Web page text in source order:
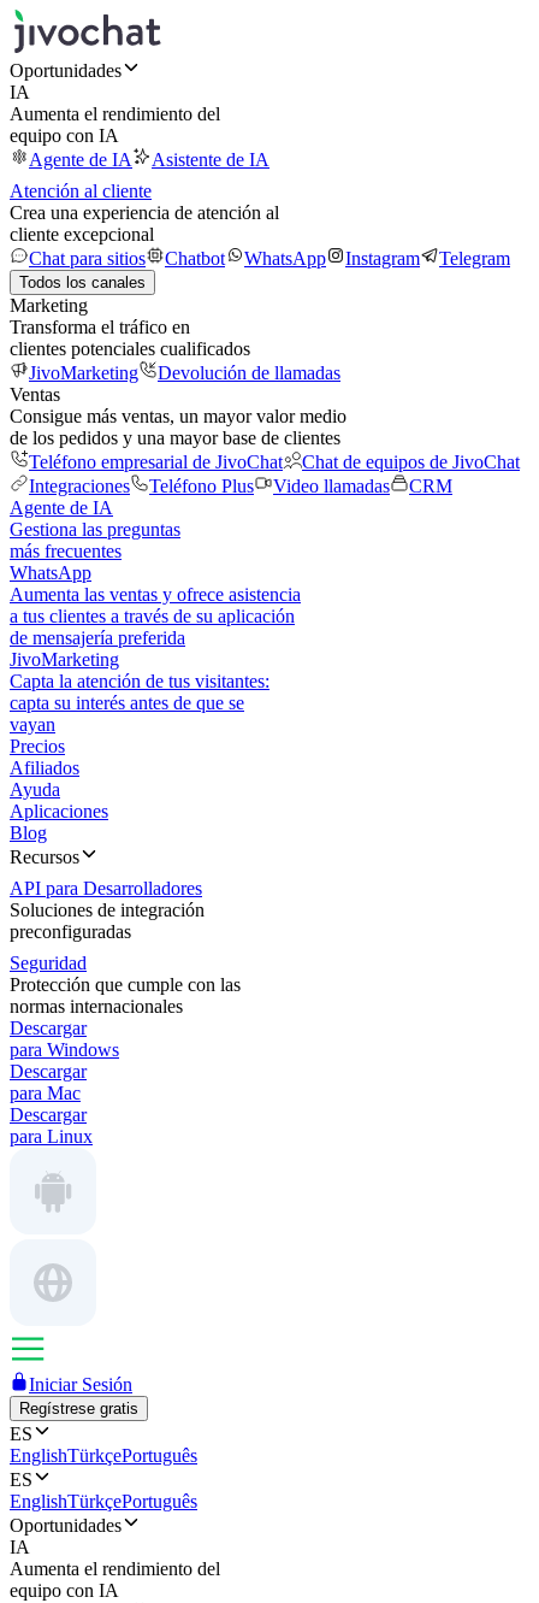
Oportunidades
IA
Aumenta el rendimiento del
equipo con IA
Agente de IA
Asistente de IA
Atención al cliente
Crea una experiencia de atención al
cliente excepcional
Chat para sitios
Chatbot WhatsApp Instagram Telegram
Todos los canales
Marketing
Transforma el tráfico en
clientes potenciales cualificados
JivoMarketing
Devolución de llamadas
Ventas
Consigue más ventas, un mayor valor medio
de los pedidos y una mayor base de clientes
Teléfono empresarial de JivoChat
Chat de equipos de JivoChat
Integraciones
Teléfono Plus Video llamadas
CRM
Agente de IA
Gestiona las preguntas
más frecuentes
WhatsApp
Aumenta las ventas y ofrece asistencia
a tus clientes a través de su aplicación
de mensajería preferida
JivoMarketing
Capta la atención de tus visitantes:
capta su interés antes de que se
vayan
Precios
Afiliados
Ayuda
Aplicaciones
Blog
Recursos
API para Desarrolladores
Soluciones de integración
preconfiguradas
Seguridad
Protección que cumple con las
normas internacionales
Descargar
para Windows
Descargar
para Mac
Descargar
para Linux
Iniciar Sesión
Regístrese gratis
ES
EnglishTürkçePortuguês
ES
EnglishTürkçePortuguês
Oportunidades
IA
Aumenta el rendimiento del
equipo con IA